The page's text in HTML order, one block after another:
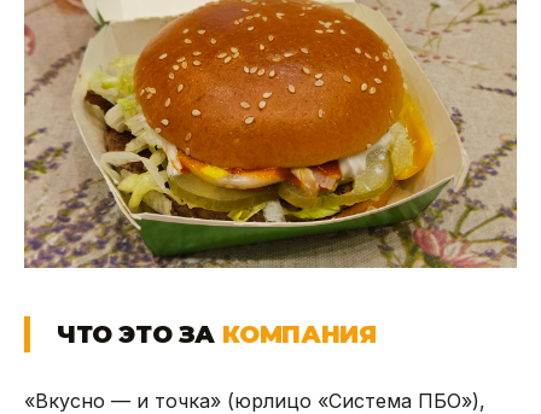
ЧТО ЭТО ЗА КОМПАНИЯ
«Вкусно — и точка» (юрлицо «Система ПБО»),